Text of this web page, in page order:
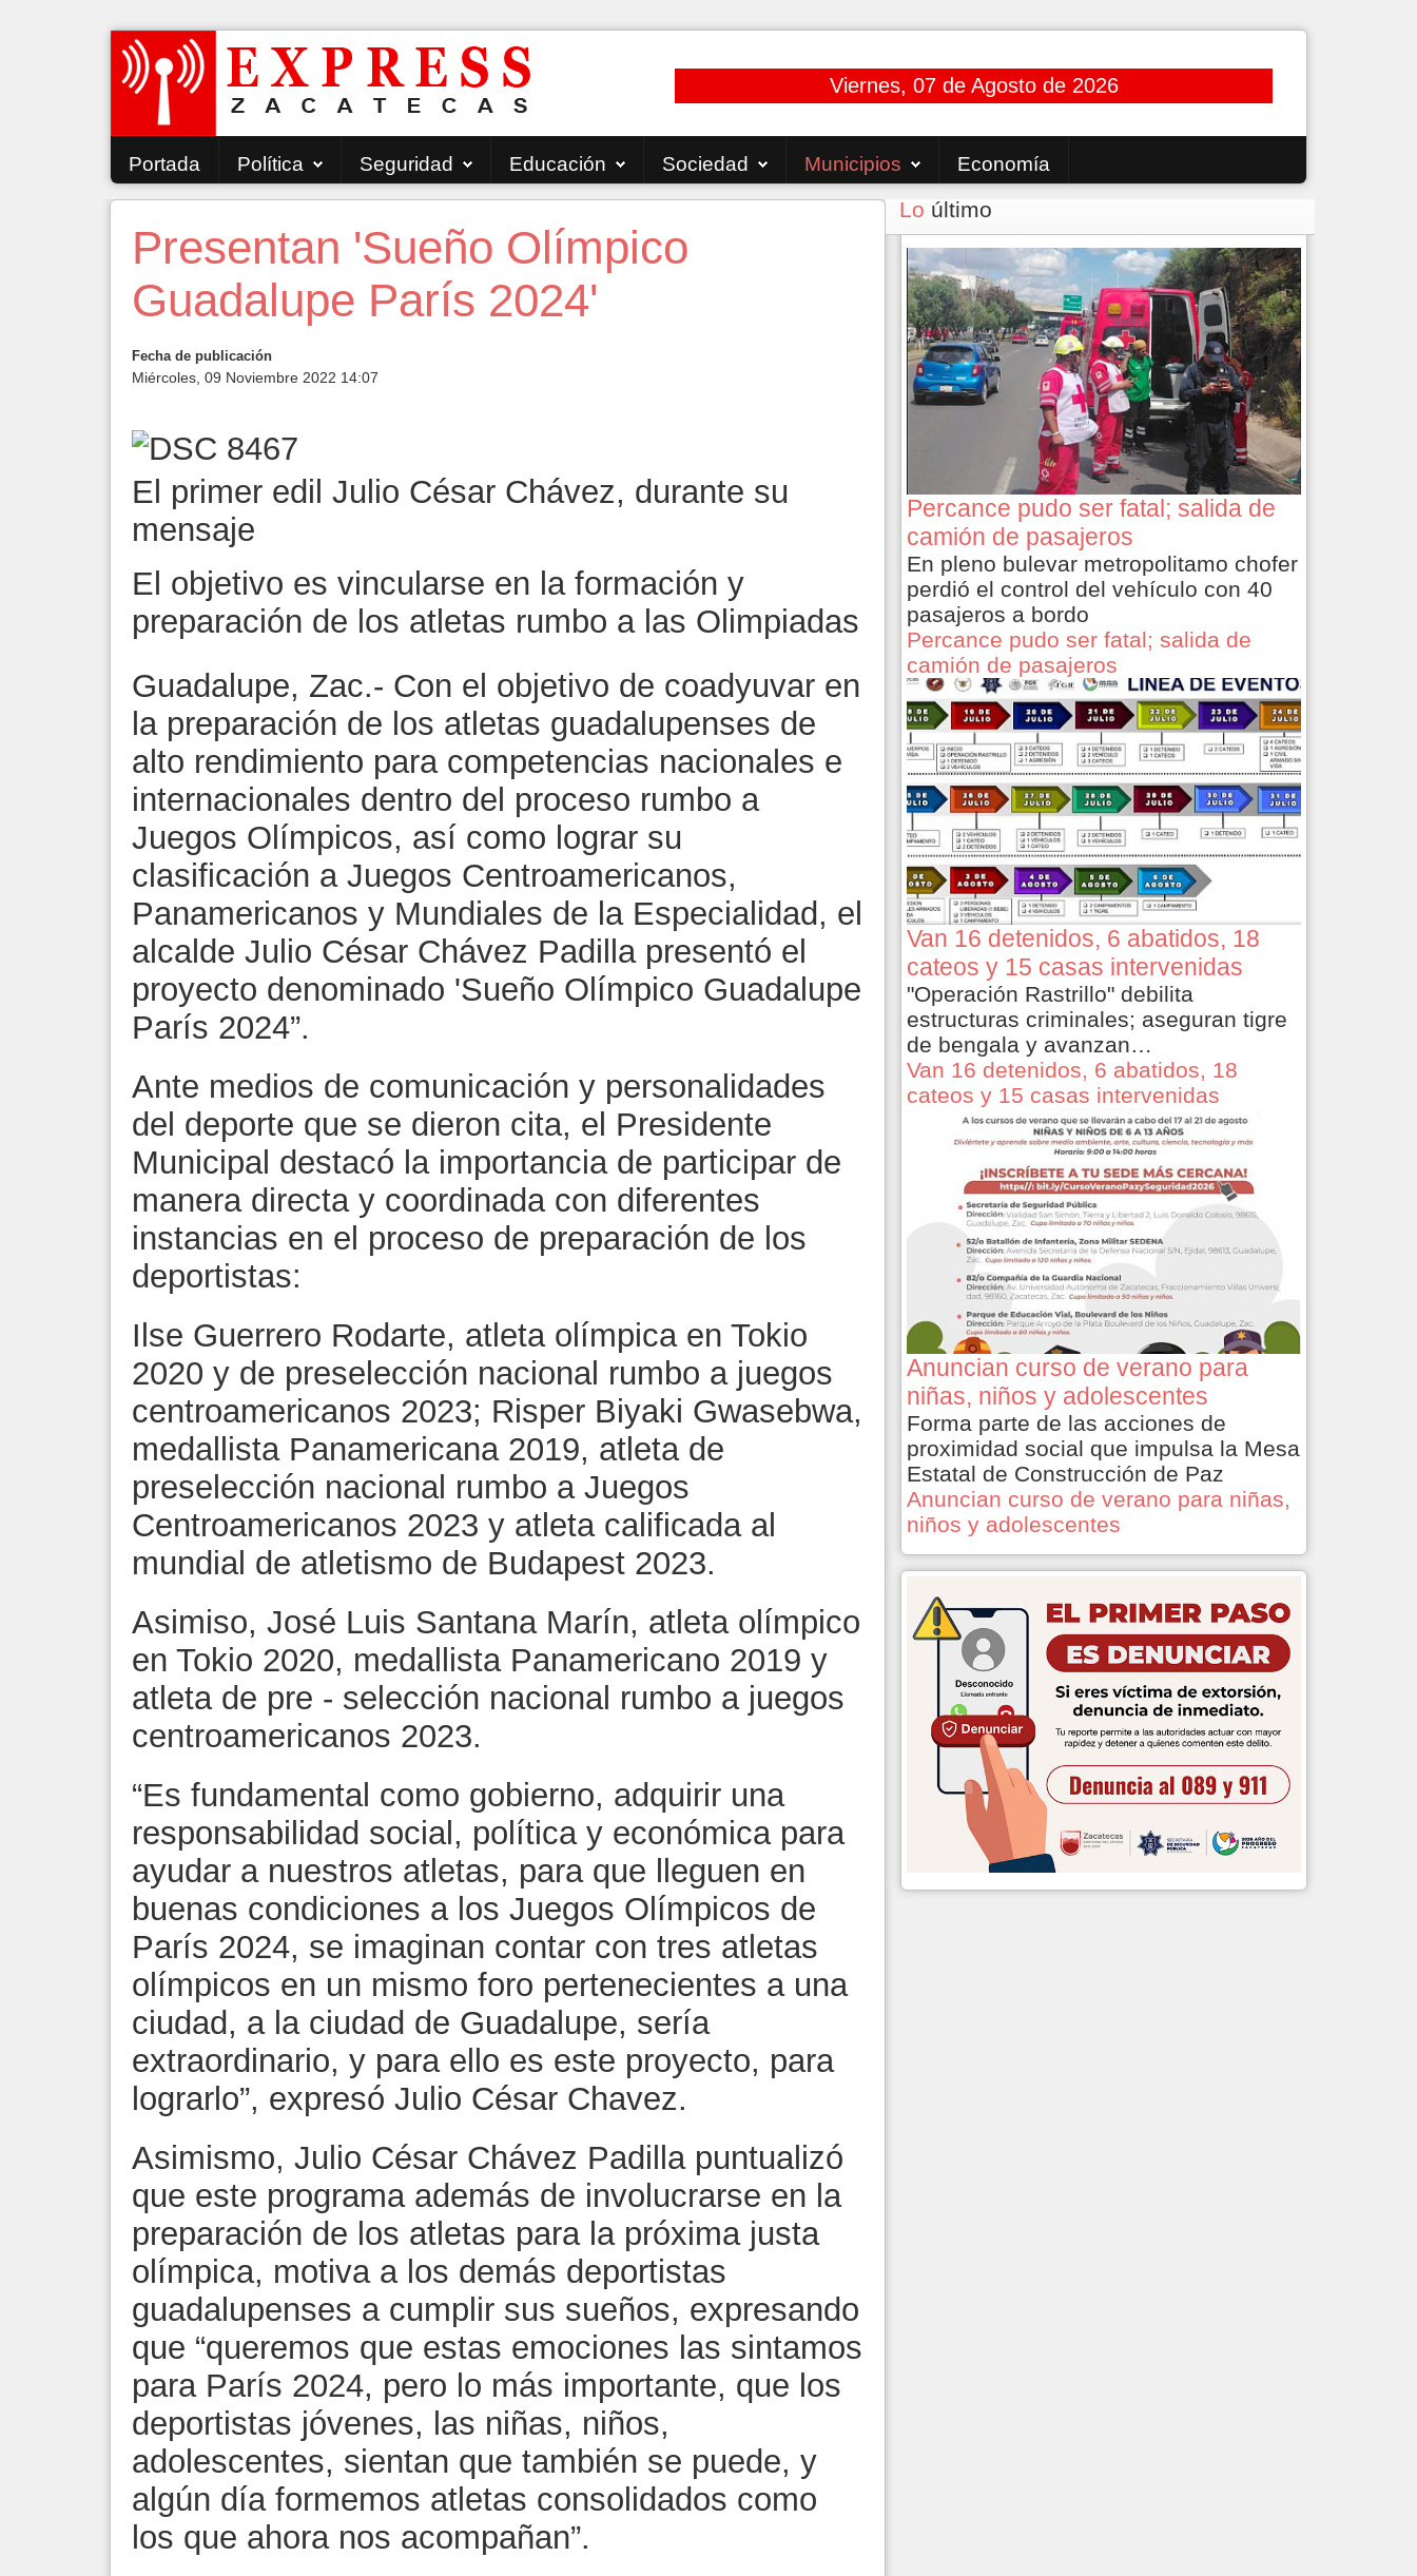
Viernes, 07 de Agosto de 2026
Portada Política Seguridad Educación Sociedad Municipios Economía
Presentan 'Sueño Olímpico
Guadalupe París 2024'
Fecha de publicación
Miércoles, 09 Noviembre 2022 14:07
El primer edil Julio César Chávez, durante su
mensaje
El objetivo es vincularse en la formación y
preparación de los atletas rumbo a las Olimpiadas
Guadalupe, Zac.- Con el objetivo de coadyuvar en
la preparación de los atletas guadalupenses de
alto rendimiento para competencias nacionales e
internacionales dentro del proceso rumbo a
Juegos Olímpicos, así como lograr su
clasificación a Juegos Centroamericanos,
Panamericanos y Mundiales de la Especialidad, el
alcalde Julio César Chávez Padilla presentó el
proyecto denominado 'Sueño Olímpico Guadalupe
París 2024”.
Ante medios de comunicación y personalidades
del deporte que se dieron cita, el Presidente
Municipal destacó la importancia de participar de
manera directa y coordinada con diferentes
instancias en el proceso de preparación de los
deportistas:
Ilse Guerrero Rodarte, atleta olímpica en Tokio
2020 y de preselección nacional rumbo a juegos
centroamericanos 2023; Risper Biyaki Gwasebwa,
medallista Panamericana 2019, atleta de
preselección nacional rumbo a Juegos
Centroamericanos 2023 y atleta calificada al
mundial de atletismo de Budapest 2023.
Asimiso, José Luis Santana Marín, atleta olímpico
en Tokio 2020, medallista Panamericano 2019 y
atleta de pre - selección nacional rumbo a juegos
centroamericanos 2023.
“Es fundamental como gobierno, adquirir una
responsabilidad social, política y económica para
ayudar a nuestros atletas, para que lleguen en
buenas condiciones a los Juegos Olímpicos de
París 2024, se imaginan contar con tres atletas
olímpicos en un mismo foro pertenecientes a una
ciudad, a la ciudad de Guadalupe, sería
extraordinario, y para ello es este proyecto, para
lograrlo”, expresó Julio César Chavez.
Asimismo, Julio César Chávez Padilla puntualizó
que este programa además de involucrarse en la
preparación de los atletas para la próxima justa
olímpica, motiva a los demás deportistas
guadalupenses a cumplir sus sueños, expresando
que “queremos que estas emociones las sintamos
para París 2024, pero lo más importante, que los
deportistas jóvenes, las niñas, niños,
adolescentes, sientan que también se puede, y
algún día formemos atletas consolidados como
los que ahora nos acompañan”.
Lo último
Percance pudo ser fatal; salida de
camión de pasajeros
En pleno bulevar metropolitamo chofer
perdió el control del vehículo con 40
pasajeros a bordo
Percance pudo ser fatal; salida de
camión de pasajeros
Van 16 detenidos, 6 abatidos, 18
cateos y 15 casas intervenidas
"Operación Rastrillo" debilita
estructuras criminales; aseguran tigre
de bengala y avanzan…
Van 16 detenidos, 6 abatidos, 18
cateos y 15 casas intervenidas
Anuncian curso de verano para
niñas, niños y adolescentes
Forma parte de las acciones de
proximidad social que impulsa la Mesa
Estatal de Construcción de Paz
Anuncian curso de verano para niñas,
niños y adolescentes